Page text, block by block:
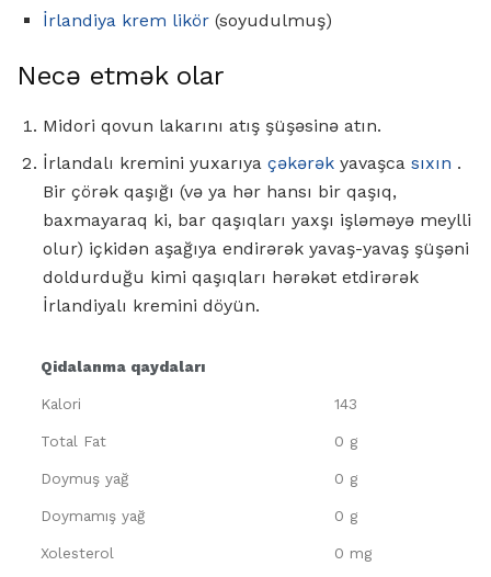
İrlandiya krem ​​likör (soyudulmuş)
Necə etmək olar
Midori qovun lakarını atış şüşəsinə atın.
İrlandalı kremini yuxarıya çəkərək yavaşca sıxın .
Bir çörək qaşığı (və ya hər hansı bir qaşıq,
baxmayaraq ki, bar qaşıqları yaxşı işləməyə meylli
olur) içkidən aşağıya endirərək yavaş-yavaş şüşəni
doldurduğu kimi qaşıqları hərəkət etdirərək
İrlandiyalı kremini döyün.
Qidalanma qaydaları
Kalori 143
Total Fat 0 g
Doymuş yağ 0 g
Doymamış yağ 0 g
Xolesterol 0 mg